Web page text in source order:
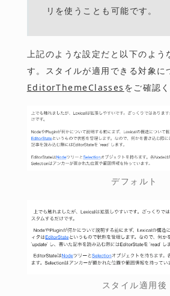
リを使うことも可能です。
上記のような設定だと以下のよう
す。スタイルが適用できる対象に
EditorThemeClasses をご確認
デフォルト
スタイル適用後